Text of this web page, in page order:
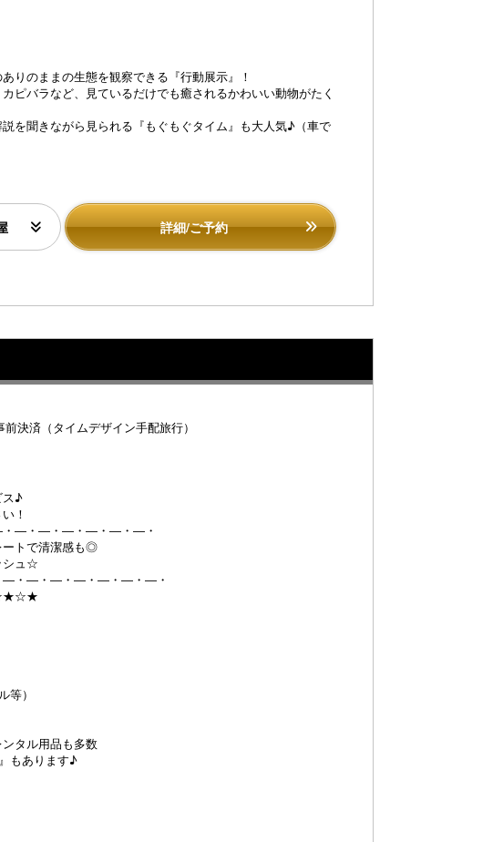
りのままの生態を観察できる『行動展示』！
ピバラなど、見ているだけでも癒されるかわいい動物がたく
を聞きながら見られる『もぐもぐタイム』も大人気♪（車で
詳細/ご予約
決済（タイムデザイン手配旅行）
ス♪
！
―・―・―・―・―・―・
ートで清潔感も◎
シュ☆
・―・―・―・―・―・―・
等）
タル用品も多数
もあります♪